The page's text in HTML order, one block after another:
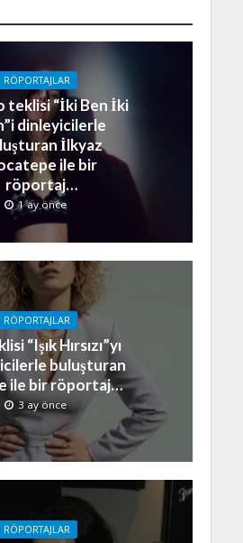
RÖPORTAJLAR
teklisi “İki Ben İki
dinleyicilerle
İlkyaz
ile bir
röportaj…
1 ay önce
RÖPORTAJLAR
“Işık Hırsızı”yı
buluşturan
ile bir röportaj…
3 ay önce
RÖPORTAJLAR